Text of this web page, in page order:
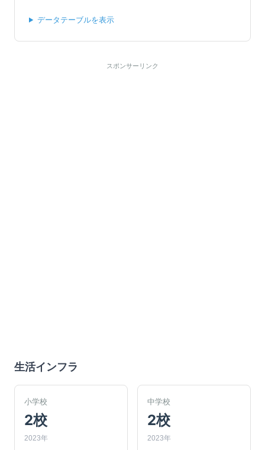
データテーブルを表示
スポンサーリンク
生活インフラ
小学校
2校
2023年
中学校
2校
2023年